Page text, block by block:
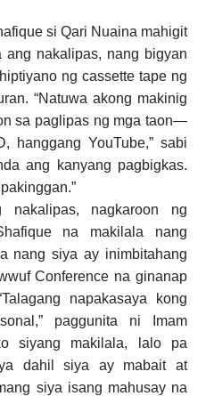
si Qari Nuaina mahigit
nakalipas, nang bigyan
ng cassette tape ng
“Natuwa akong makinig
sa paglipas ng mga taon—
hanggang YouTube,” sabi
ang kanyang pagbigkas.
nagkaroon ng
na makilala nang
nang siya ay inimbitahang
Conference na ginanap
napakasaya kong
paggunita ni Imam
siyang makilala, lalo pa
dahil siya ay mabait at
siya isang mahusay na